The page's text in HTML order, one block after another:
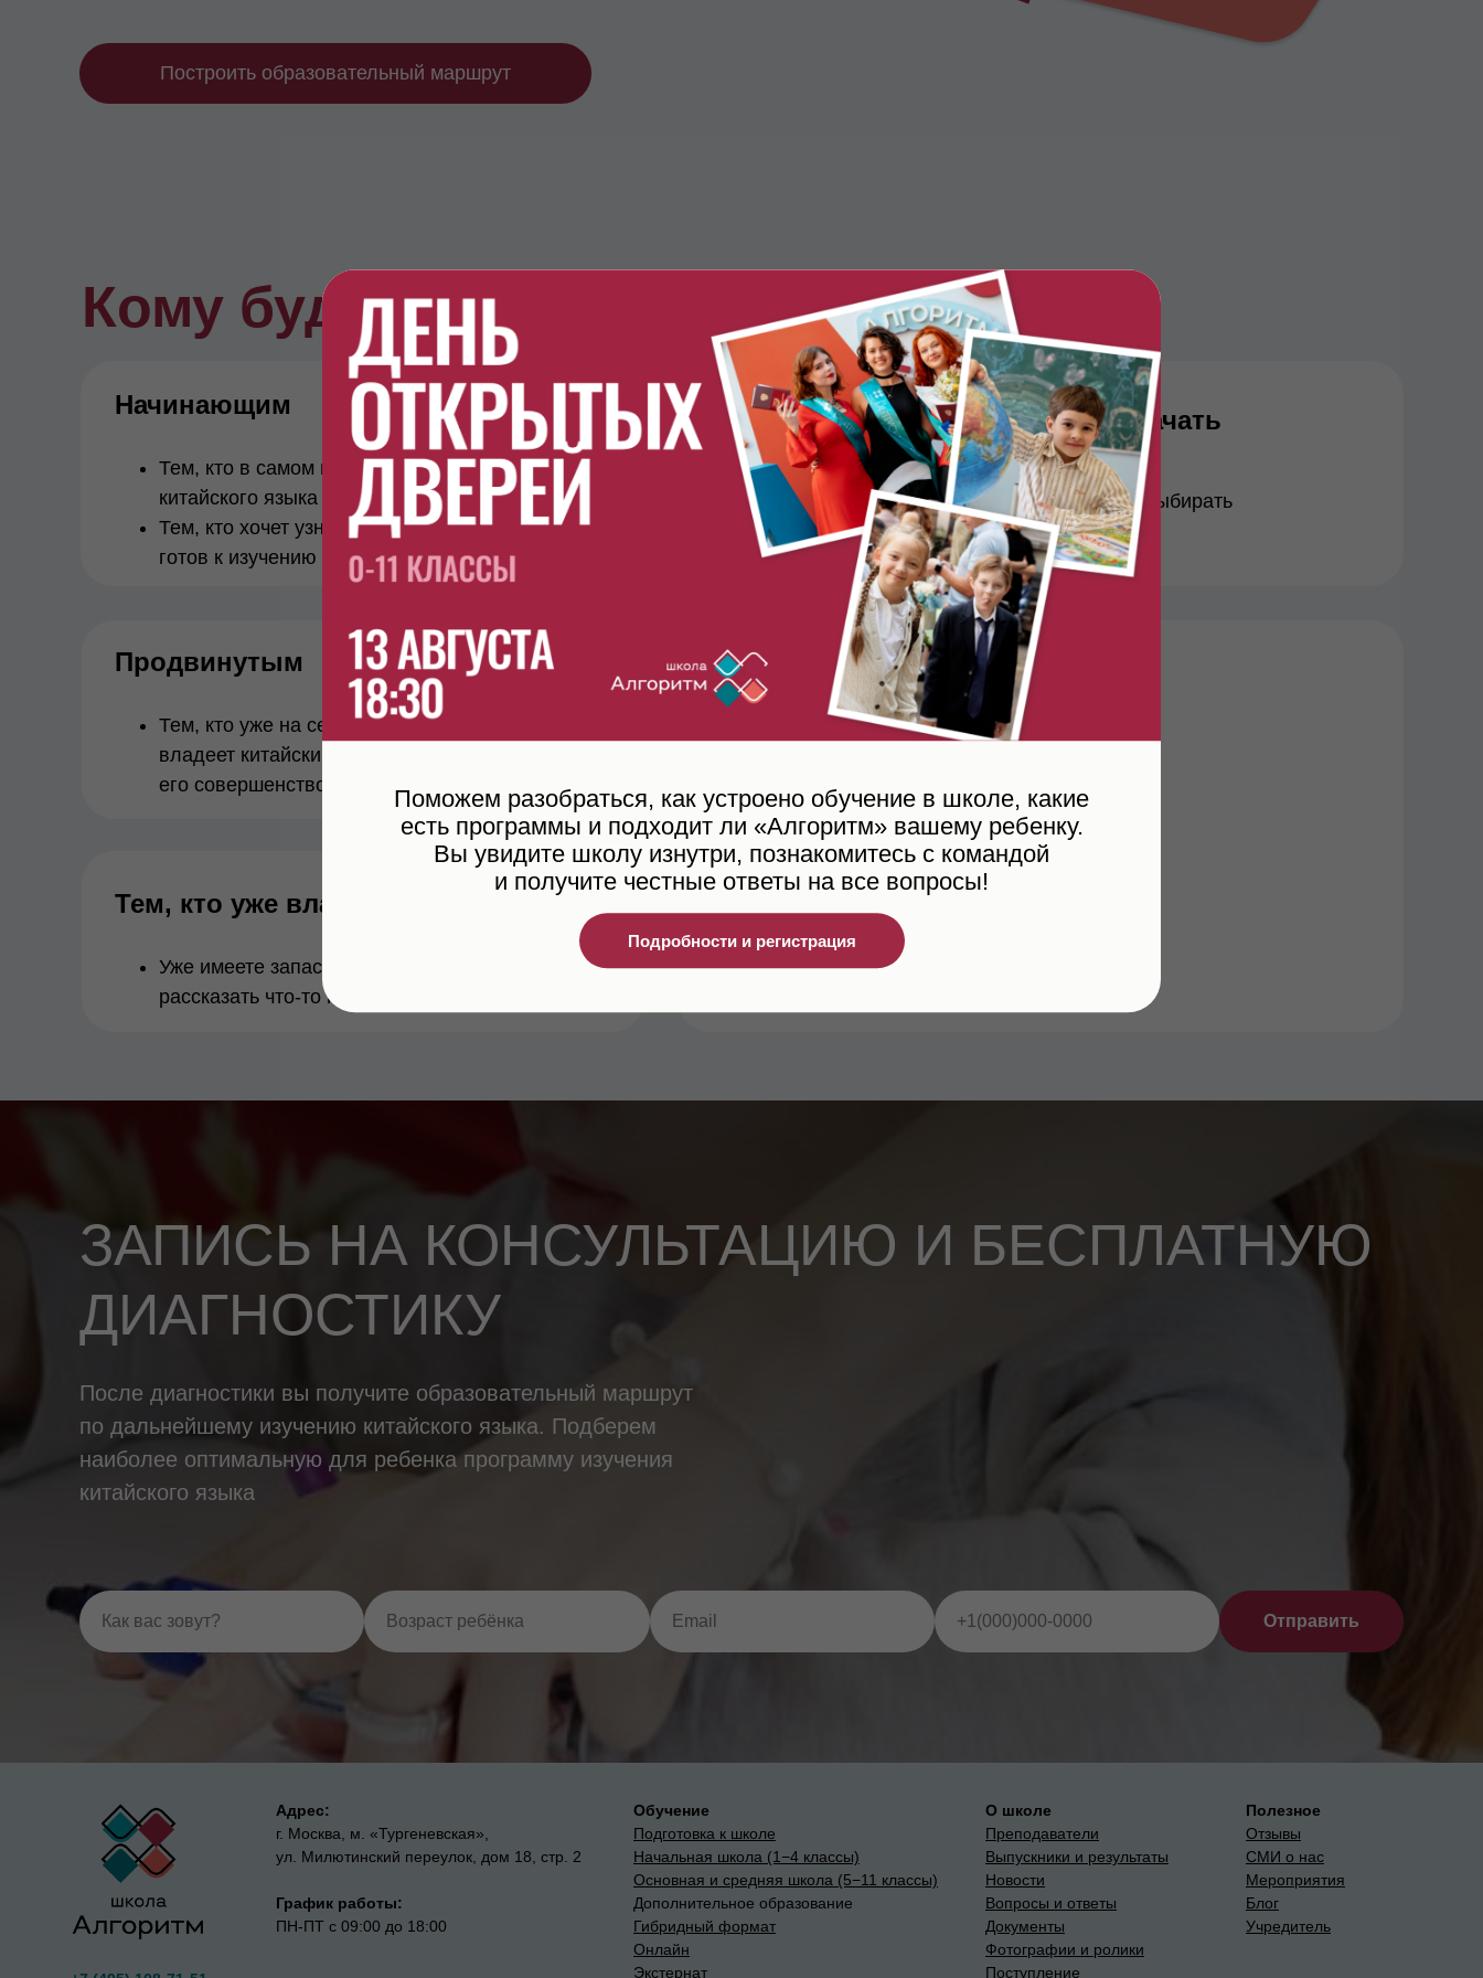
Поможем разобраться, как устроено обучение в школе, какие
есть программы и подходит ли «Алгоритм» вашему ребенку.
Вы увидите школу изнутри, познакомитесь с командой
и получите честные ответы на все вопросы!
Подробности и регистрация
Построить образовательный маршрут
Кому будет полезна диагностика?
Начинающим
Тем, кто в самом начале пути изучения
китайского языка
Тем, кто хочет узнать, насколько ребенок
готов к изучению китайского языка
Тем, кто уже на серьезном уровне
владеет китайским языком, но хочет
его совершенствовать
Для тех, кто только планирует начать
изучение китайского
Если вы на пути принятия решения, стоит ли выбирать
китайский для изучения ребенку
Тем, кто уже владеет знаниями
Уже имеете запас знаний и можете
рассказать что-то на китайском
Продвинутым
ЗАПИСЬ НА КОНСУЛЬТАЦИЮ И БЕСПЛАТНУЮ
ДИАГНОСТИКУ
После диагностики вы получите образовательный маршрут
по дальнейшему изучению китайского языка. Подберем
наиболее оптимальную для ребенка программу изучения
китайского языка
Отправить
Адрес:
г. Москва, м. «Тургеневская»,
ул. Милютинский переулок, дом 18, стр. 2
График работы:
ПН-ПТ с 09:00 до 18:00
Обучение
Подготовка к школе
Начальная школа (1−4 классы)
Основная и средняя школа (5−11 классы)
Дополнительное образование
Гибридный формат
Онлайн
Экстернат
О школе
Преподаватели
Выпускники и результаты
Новости
Вопросы и ответы
Документы
Фотографии и ролики
Поступление
Полезное
Отзывы
СМИ о нас
Мероприятия
Блог
Учредитель